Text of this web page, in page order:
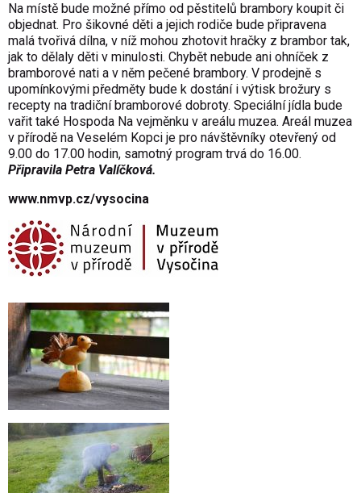
Na místě bude možné přímo od pěstitelů brambory koupit či
objednat. Pro šikovné děti a jejich rodiče bude připravena
malá tvořivá dílna, v níž mohou zhotovit hračky z brambor tak,
jak to dělaly děti v minulosti. Chybět nebude ani ohníček z
bramborové nati a v něm pečené brambory. V prodejně s
upomínkovými předměty bude k dostání i výtisk brožury s
recepty na tradiční bramborové dobroty. Speciální jídla bude
vařit také Hospoda Na vejměnku v areálu muzea. Areál muzea
v přírodě na Veselém Kopci je pro návštěvníky otevřený od
9.00 do 17.00 hodin, samotný program trvá do 16.00.
Připravila Petra Valíčková.
www.nmvp.cz/vysocina